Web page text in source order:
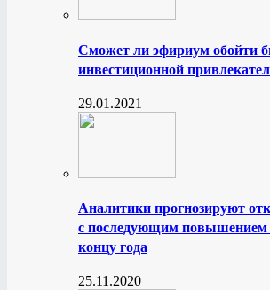
Сможет ли эфириум обойти
инвестиционной
29.01.2021
Аналитики прогнозируют
с последующим повышением
концу года
25.11.2020